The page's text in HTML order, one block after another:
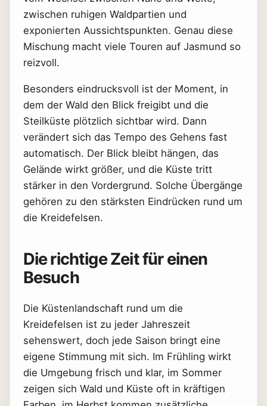
zwischen ruhigen Waldpartien und
exponierten Aussichtspunkten. Genau diese
Mischung macht viele Touren auf Jasmund so
reizvoll.
Besonders eindrucksvoll ist der Moment, in
dem der Wald den Blick freigibt und die
Steilküste plötzlich sichtbar wird. Dann
verändert sich das Tempo des Gehens fast
automatisch. Der Blick bleibt hängen, das
Gelände wirkt größer, und die Küste tritt
stärker in den Vordergrund. Solche Übergänge
gehören zu den stärksten Eindrücken rund um
die Kreidefelsen.
Die richtige Zeit für einen
Besuch
Die Küstenlandschaft rund um die
Kreidefelsen ist zu jeder Jahreszeit
sehenswert, doch jede Saison bringt eine
eigene Stimmung mit sich. Im Frühling wirkt
die Umgebung frisch und klar, im Sommer
zeigen sich Wald und Küste oft in kräftigen